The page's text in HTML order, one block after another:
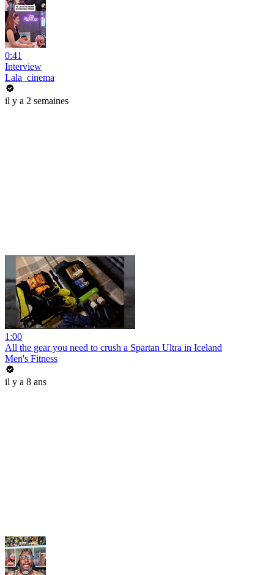
0:41
Interview
Lala_cinema
il y a 2 semaines
1:00
All the gear you need to crush a Spartan Ultra in Iceland
Men's Fitness
il y a 8 ans